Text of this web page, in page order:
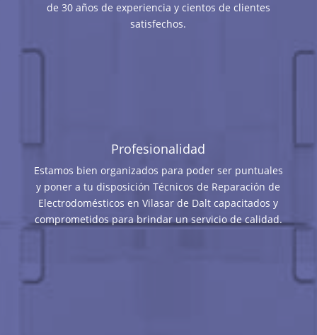
de 30 años de experiencia y cientos de clientes
satisfechos.
Profesionalidad
Estamos bien organizados para poder ser puntuales
y poner a tu disposición Técnicos de Reparación de
Electrodomésticos en Vilasar de Dalt capacitados y
comprometidos para brindar un servicio de calidad.